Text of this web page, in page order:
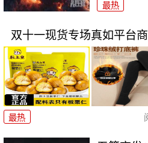
最热
双十一现货专场真如平台
最热